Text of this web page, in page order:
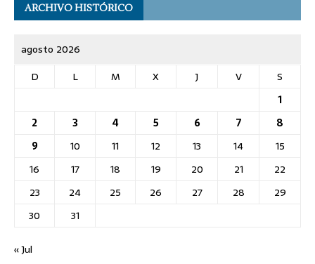
ARCHIVO HISTÓRICO
agosto 2026
D
L M X J V
S
1
2
3 4 5 6 7
8
9
10 11 12 13 14
15
16
17 18 19 20 21
22
23
24 25 26 27 28
29
30
31
« Jul